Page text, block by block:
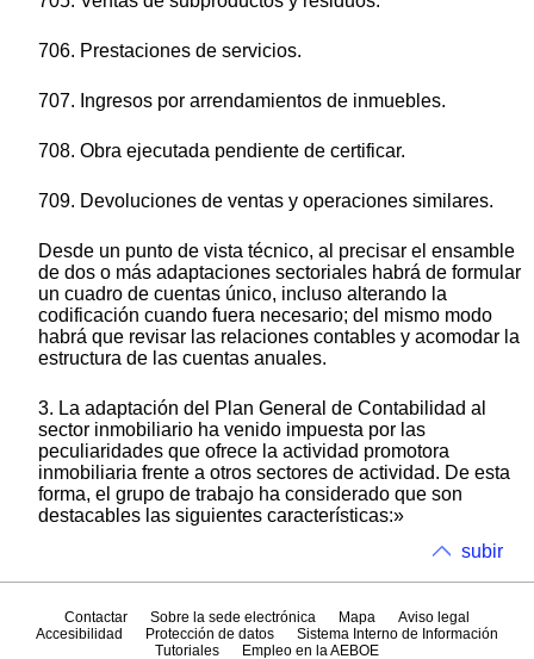
706. Prestaciones de servicios.
707. Ingresos por arrendamientos de inmuebles.
708. Obra ejecutada pendiente de certificar.
709. Devoluciones de ventas y operaciones similares.
Desde un punto de vista técnico, al precisar el ensamble
de dos o más adaptaciones sectoriales habrá de formular
un cuadro de cuentas único, incluso alterando la
codificación cuando fuera necesario; del mismo modo
habrá que revisar las relaciones contables y acomodar la
estructura de las cuentas anuales.
3. La adaptación del Plan General de Contabilidad al
sector inmobiliario ha venido impuesta por las
peculiaridades que ofrece la actividad promotora
inmobiliaria frente a otros sectores de actividad. De esta
forma, el grupo de trabajo ha considerado que son
destacables las siguientes características:»
subir
Contactar Sobre la sede electrónica Mapa
Aviso legal
Accesibilidad
Protección de datos
Sistema Interno de Información
Tutoriales
Empleo en la AEBOE